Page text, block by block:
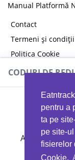
pentru a
ta pe
pe site-
fisierelor
Cookie.
Manual Platformă
Contact
Termeni și condiții
Politica Cookie
Politica de
CODURI DE
Ai 40%